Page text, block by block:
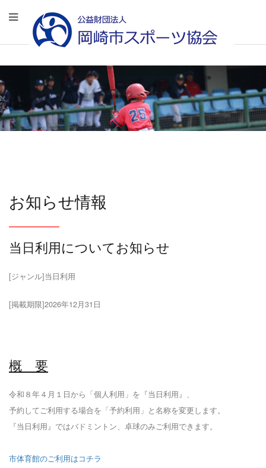
お知らせ情報
当日利用についてお知らせ
[ジャンル]当日利用
[掲載期限]2026年12月31日
概 要
令和８年４月１日から「個人利用」を『当日利用』、
予約してご利用する場合を「予約利用」と名称を変更します。
『当日利用』ではバドミントン、卓球のみご利用できます。
市体育館のご利用はコチラ